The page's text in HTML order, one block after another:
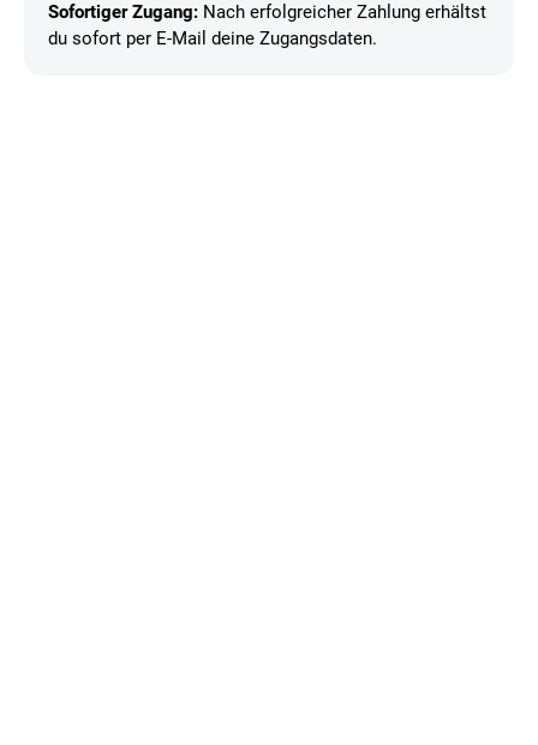
Sofortiger Zugang: Nach erfolgreicher Zahlung erhältst
du sofort per E-Mail deine Zugangsdaten.